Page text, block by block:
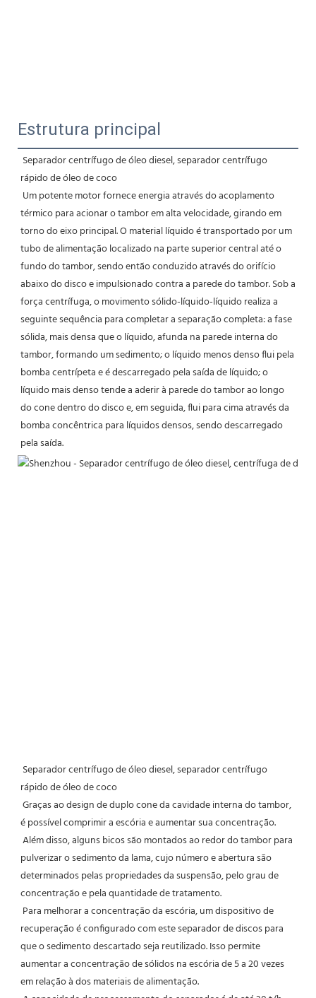
Estrutura principal
Separador centrífugo de óleo diesel, separador centrífugo
rápido de óleo de coco
Um potente motor fornece energia através do acoplamento
térmico para acionar o tambor em alta velocidade, girando em
torno do eixo principal. O material líquido é transportado por um
tubo de alimentação localizado na parte superior central até o
fundo do tambor, sendo então conduzido através do orifício
abaixo do disco e impulsionado contra a parede do tambor. Sob a
força centrífuga, o movimento sólido-líquido-líquido realiza a
seguinte sequência para completar a separação completa: a fase
sólida, mais densa que o líquido, afunda na parede interna do
tambor, formando um sedimento; o líquido menos denso flui pela
bomba centrípeta e é descarregado pela saída de líquido; o
líquido mais denso tende a aderir à parede do tambor ao longo
do cone dentro do disco e, em seguida, flui para cima através da
bomba concêntrica para líquidos densos, sendo descarregado
pela saída.
Separador centrífugo de óleo diesel, separador centrífugo
rápido de óleo de coco
Graças ao design de duplo cone da cavidade interna do tambor,
é possível comprimir a escória e aumentar sua concentração.
pulverizar o sedimento da lama, cujo número e abertura são
determinados pelas propriedades da suspensão, pelo grau de
concentração e pela quantidade de tratamento.
recuperação é configurado com este separador de discos para
que o sedimento descartado seja reutilizado. Isso permite
aumentar a concentração de sólidos na escória de 5 a 20 vezes
em relação à dos materiais de alimentação.